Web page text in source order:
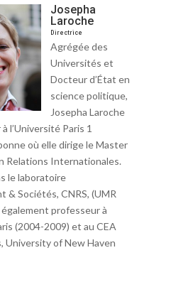
Josepha
Laroche
Directrice
Agrégée des
Universités et
Docteur d’État en
science politique,
Josepha Laroche
l’Université Paris 1
où elle dirige le Master
Relations Internationales.
le laboratoire
& Sociétés, CNRS, (UMR
professeur à
(2004-2009) et au CEA
University of New Haven